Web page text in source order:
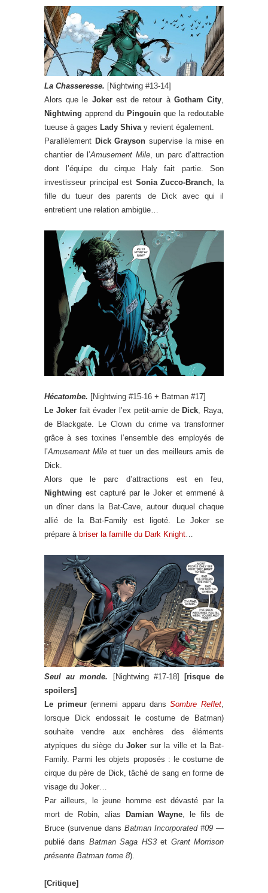
La Chasseresse. [Nightwing #13-14]
Alors que le Jokerest de retour à Gotham City,
Nightwing apprend du Pingouinque la redoutable
tueuse à gages Lady Shivay revient également.
Parallèlement Dick Grayson supervise la mise en
chantier de l’Amusement Mile, un parc d’attraction
dont l’équipe du cirque Haly fait partie. Son
investisseur principal est Sonia Zucco-Branch, la
fille du tueur des parents de Dick avec qui il
entretient une relation ambigüe…
Hécatombe. [Nightwing #15-16 + Batman #17]
Le Jokerfait évader l’ex petit-amie de Dick, Raya,
de Blackgate. Le Clown du crime va transformer
grâce à ses toxines l’ensemble des employés de
l’Amusement Mileet tuer un des meilleurs amis de
Dick.
Alors que le parc d’attractions est en feu,
Nightwing est capturé par le Joker et emmené à
un dîner dans la Bat-Cave, autour duquel chaque
allié de la Bat-Family est ligoté. Le Joker se
prépare à briser la famille du Dark Knight…
Seul au monde. [Nightwing #17-18]
[risque de
spoilers]
Le primeur(ennemi apparu dansSombre Reflet
lorsque Dick endossait le costume de Batman)
souhaite vendre aux enchères des éléments
atypiques du siège du Joker sur la ville et la Bat-
Family. Parmi les objets proposés : le costume de
cirque du père de Dick, tâché de sang en forme de
visage du Joker…
Par ailleurs, le jeune homme est dévasté par la
mort de Robin, alias
Damian Wayne , le fils de
Bruce (survenue dans Batman Incorporated #09 —
publié dans Batman Saga HS3et Grant Morrison
présente Batman tome 8).
[Critique]